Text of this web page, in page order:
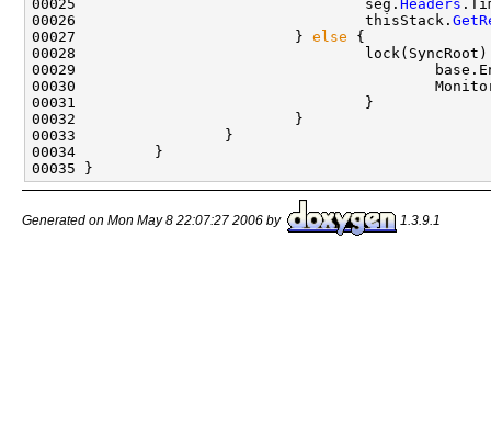
00025                                 seg. Headers
00026                                 thisStack.
00027                         } else {
00028
00029
00030
00031                                 }
00032                         }
00033                 }
00034         }
Generated on Mon May 8 22:07:27 2006 by 1.3.9.1